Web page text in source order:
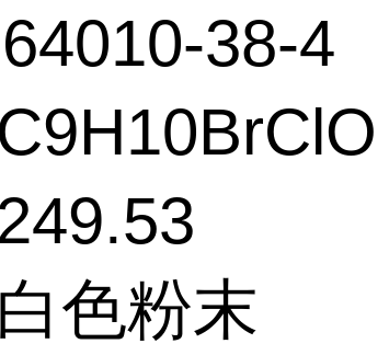
64010-38-4
C9H10BrClO
249.53
色粉末